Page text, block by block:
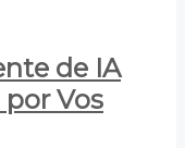
de IA
Vos